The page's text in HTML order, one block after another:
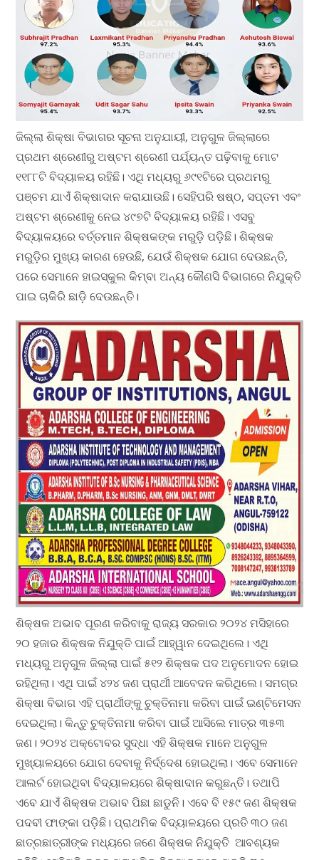
ଜିଲ୍ଲା ଶିକ୍ଷା ବିଭାଗର ସୂଚନା ଅନୁଯାୟୀ, ଅନୁଗୁଳ ଜିଲ୍ଲାରେ
ପ୍ରଥମ ଶ୍ରେଣୀରୁ ଅଷ୍ଟମ ଶ୍ରେଣୀ ପର୍ଯ୍ୟନ୍ତ ପଢ଼ିବାକୁ ମୋଟ
୧୧୮୮ଟି ବିଦ୍ୟାଳୟ ରହିଛି। ଏଥି ମଧ୍ୟରୁ ୬୯୧ଟିରେ ପ୍ରଥମରୁ
ପଞ୍ଚମ ଯାଏଁ ଶିକ୍ଷାଦାନ କରାଯାଉଛି। ସେହିପରି ଷଷ୍ଠ, ସପ୍ତମ ଏବଂ
ଅଷ୍ଟମ ଶ୍ରେଣୀକୁ ନେଇ ୪୯୭ଟି ବିଦ୍ୟାଳୟ ରହିଛି। ଏସବୁ
ବିଦ୍ୟାଳୟରେ ବର୍ତ୍ତମାନ ଶିକ୍ଷକଙ୍କ ମରୁଡ଼ି ପଡ଼ିଛି। ଶିକ୍ଷକ
ମରୁଡ଼ିର ମୁଖ୍ୟ କାରଣ ହେଉଛି, ଯେଉଁ ଶିକ୍ଷକ ଯୋଗ ଦେଉଛନ୍ତି,
ପରେ ସେମାନେ ହାଇସ୍କୁଲ କିମ୍ବା ଅନ୍ୟ କୌଣସି ବିଭାଗରେ ନିଯୁକ୍ତି
ପାଇ ଚାକିରି ଛାଡ଼ି ଦେଉଛନ୍ତି।
ଶିକ୍ଷକ ଅଭାବ ପୂରଣ କରିବାକୁ ରାଜ୍ୟ ସରକାର ୨୦୨୪ ମସିହାରେ
୨୦ ହଜାର ଶିକ୍ଷକ ନିଯୁକ୍ତି ପାଇଁ ଆହ୍ୱାନ ଦେଇଥିଲେ। ଏଥି
ମଧ୍ୟରୁ ଅନୁଗୁଳ ଜିଲ୍ଲା ପାଇଁ ୫୧୨ ଶିକ୍ଷକ ପଦ ଅନୁମୋଦନ ହୋଇ
ରହିଥିଲା। ଏଥି ପାଇଁ ୪୨୪ ଜଣ ପ୍ରାର୍ଥୀ ଆବେଦନ କରିଥିଲେ। ସମଗ୍ର
ଶିକ୍ଷା ବିଭାଗ ଏହି ପ୍ରାର୍ଥୀଙ୍କୁ ଚୁକ୍ତିନାମା କରିବା ପାଇଁ ଇଣ୍ଟିମେସନ
ଦେଇଥିଲା। କିନ୍ତୁ ଚୁକ୍ତିନାମା କରିବା ପାଇଁ ଆସିଲେ ମାତ୍ର ୩୫୩
ଜଣ। ୨୦୨୪ ଅକ୍ଟୋବର ସୁଦ୍ଧା ଏହି ଶିକ୍ଷକ ମାନେ ଅନୁଗୁଳ
ମୁଖ୍ୟାଳୟରେ ଯୋଗ ଦେବାକୁ ନିର୍ଦ୍ଦେଶ ହୋଇଥିଲା। ଏବେ ସେମାନେ
ଆଲର୍ଟ ହୋଇଥିବା ବିଦ୍ୟାଳୟରେ ଶିକ୍ଷାଦାନ କରୁଛନ୍ତି। ତଥାପି
ଏବେ ଯାଏଁ ଶିକ୍ଷକ ଅଭାବ ପିଛା ଛାଡୁନି। ଏବେ ବି ୧୫୯ ଜଣ ଶିକ୍ଷକ
ପଦବୀ ଫାଙ୍କା ପଡ଼ିଛି। ପ୍ରାଥମିକ ବିଦ୍ୟାଳୟରେ ପ୍ରତି ୩୦ ଜଣ
ଛାତ୍ରଛାତ୍ରୀଙ୍କ ମଧ୍ୟରେ ଜଣେ ଶିକ୍ଷକ ନିଯୁକ୍ତି ଆବଶ୍ୟକ